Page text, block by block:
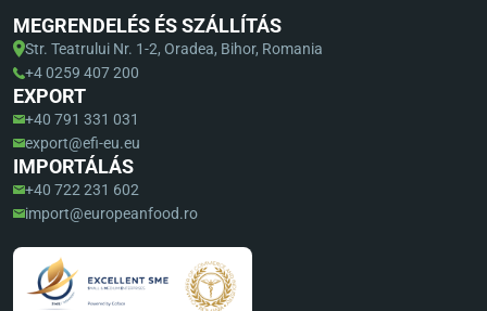
MEGRENDELÉS ÉS SZÁLLÍTÁS
Str. Teatrului Nr. 1-2, Oradea, Bihor, Romania
+4 0259 407 200
EXPORT
+40 791 331 031
export@efi-eu.eu
IMPORTÁLÁS
+40 722 231 602
import@europeanfood.ro